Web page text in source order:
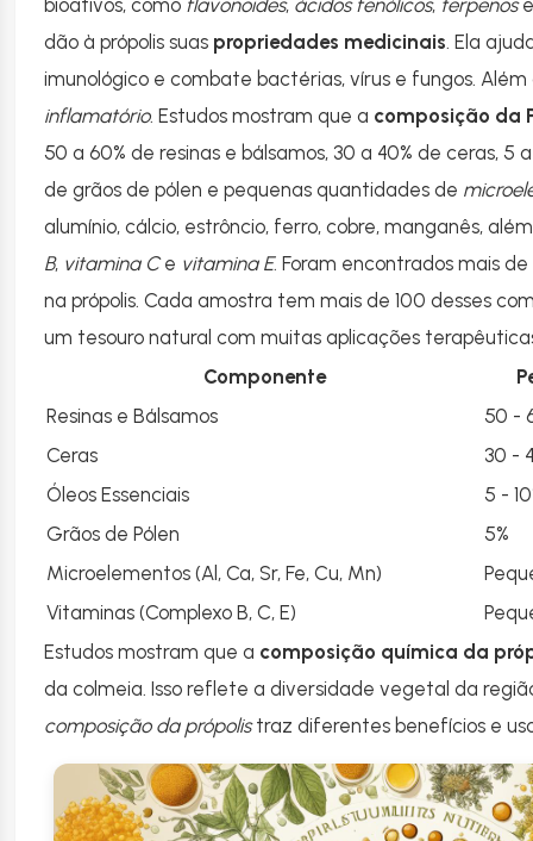
bioativos, como flavonoides, ácidos fenólicos, terpenos
dão à própolis suas propriedades medicinais. Ela
imunológico e combate bactérias, vírus e fungos.
inflamatório. Estudos mostram que a composição da
50 a 60% de resinas e bálsamos, 30 a 40% de ceras, 5 a
de grãos de pólen e pequenas quantidades de
alumínio, cálcio, estrôncio, ferro, cobre, manganês,
B, vitamina Ce vitamina E. Foram encontrados mais
na própolis. Cada amostra tem mais de 100 desses
um tesouro natural com muitas aplicações
Componente
Resinas e Bálsamos
50 -
Ceras
30 -
Óleos Essenciais
5 -
Grãos de Pólen
5%
Microelementos (Al, Ca, Sr, Fe, Cu, Mn)
Vitaminas (Complexo B, C, E)
Estudos mostram que a composição química da
da colmeia. Isso reflete a diversidade vegetal da
composição da própolistraz diferentes benefícios e